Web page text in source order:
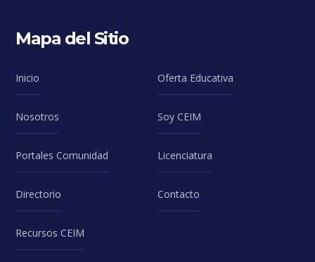
Mapa del Sitio
Inicio Oferta Educativa
Nosotros Soy CEIM
Portales Comunidad Licenciatura
Directorio Contacto
Recursos CEIM